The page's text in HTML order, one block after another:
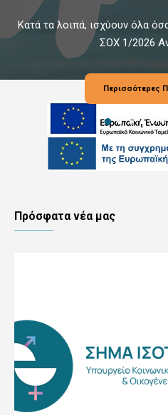
Κατά τα λοιπά, ισχύουν όλα
ΣΟΧ 1/2026
Περισσότερες
Πρόσφατα νέα μας